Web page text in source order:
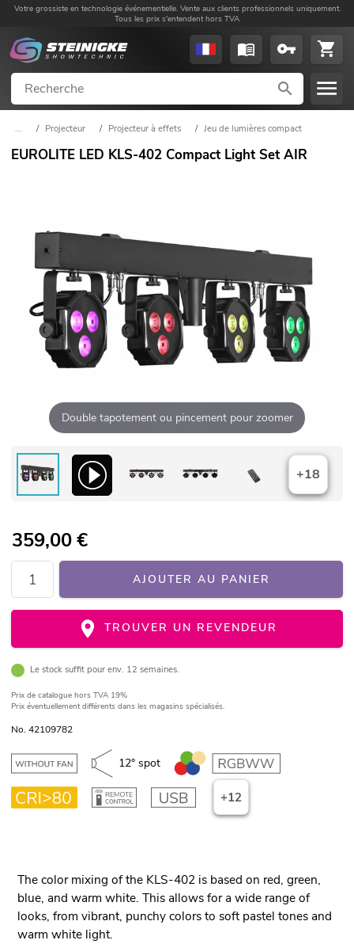
Votre grossiste en technologie événementielle. Vente aux clients professionnels uniquement.
Tous les prix s'entendent hors TVA
... / Projecteur / Projecteur à effets / Jeu de lumières compact
EUROLITE LED KLS-402 Compact Light Set AIR
Double tapotement ou pincement pour zoomer
+18
359,00€
AJOUTER AU PANIER
TROUVER UN REVENDEUR
Le stock suffit pour env. 12 semaines.
Prix de catalogue hors TVA 19%
Prix éventuellement différents dans les magasins spécialisés.
No. 42109782
12° spot
+12
The color mixing of the KLS-402 is based on red, green,
blue, and warm white. This allows for a wide range of
looks, from vibrant, punchy colors to soft pastel tones and
warm white light.